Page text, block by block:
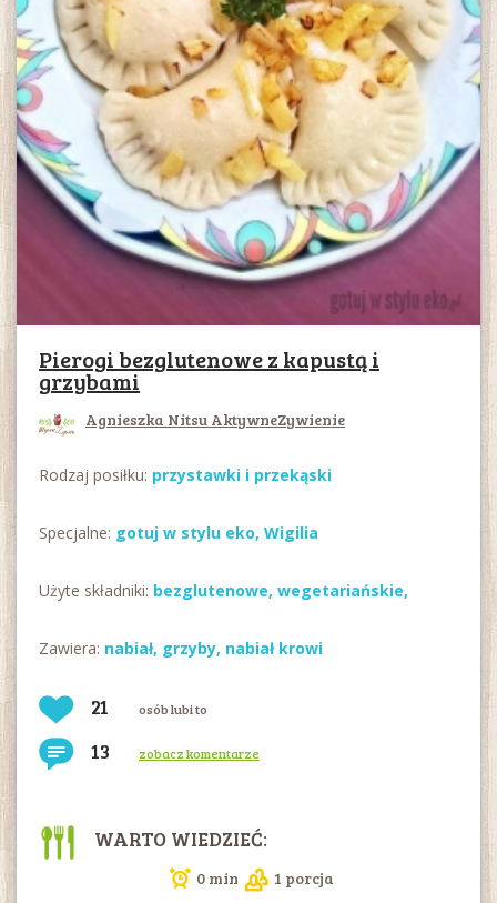
Pierogi bezglutenowe z kapustą i
grzybami
Agnieszka Nitsu AktywneZywienie
Rodzaj posiłku: przystawki i przekąski
Specjalne: gotuj w stylu eko, Wigilia
Użyte składniki: bezglutenowe, wegetariańskie,
Zawiera: nabiał, grzyby, nabiał krowi
21 osób lubi to
13 zobacz komentarze
WARTO WIEDZIEĆ:
0 min 1 porcja